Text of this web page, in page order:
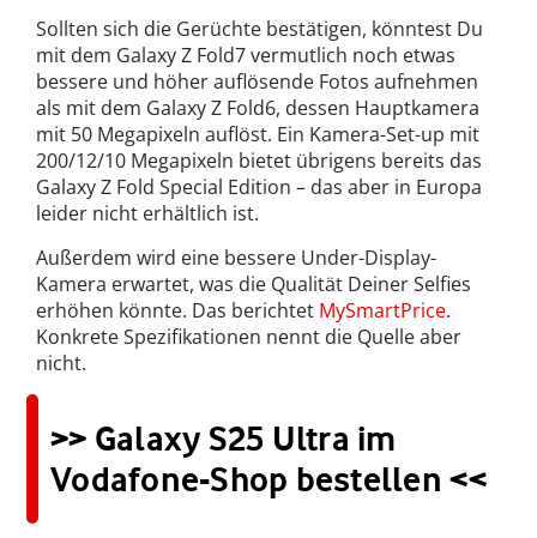
Sollten sich die Gerüchte bestätigen, könntest Du
mit dem Galaxy Z Fold7 vermutlich noch etwas
bessere und höher auflösende Fotos aufnehmen
als mit dem Galaxy Z Fold6, dessen Hauptkamera
mit 50 Megapixeln auflöst. Ein Kamera-Set-up mit
200/12/10 Megapixeln bietet übrigens bereits das
Galaxy Z Fold Special Edition – das aber in Europa
leider nicht erhältlich ist.
Außerdem wird eine bessere Under-Display-
Kamera erwartet, was die Qualität Deiner Selfies
erhöhen könnte. Das berichtet MySmartPrice.
Konkrete Spezifikationen nennt die Quelle aber
nicht.
>> Galaxy S25 Ultra im
Vodafone-Shop bestellen <<